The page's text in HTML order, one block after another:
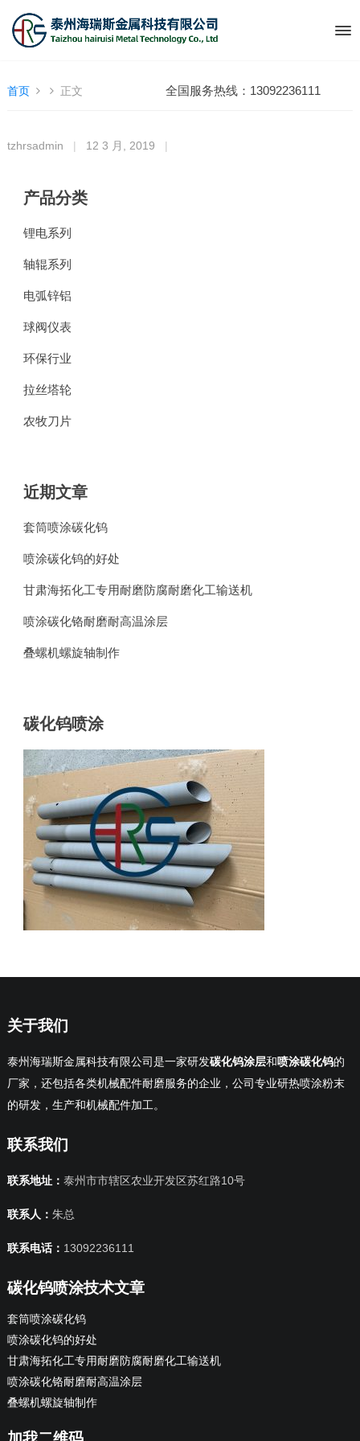
全国服务热线：13092236111
首页 正文
tzhrsadmin 12 3 月, 2019
产品分类
锂电系列
轴辊系列
电弧锌铝
球阀仪表
环保行业
拉丝塔轮
农牧刀片
近期文章
套筒喷涂碳化钨
喷涂碳化钨的好处
甘肃海拓化工专用耐磨防腐耐磨化工输送机
喷涂碳化铬耐磨耐高温涂层
叠螺机螺旋轴制作
碳化钨喷涂
关于我们
泰州海瑞斯金属科技有限公司是一家研发碳化钨涂层和喷涂碳化钨的
厂家，还包括各类机械配件耐磨服务的企业，公司专业研热喷涂粉末
的研发，生产和机械配件加工。
联系我们
联系地址： 泰州市市辖区农业开发区苏红路10号
联系人： 朱总
联系电话： 13092236111
碳化钨喷涂技术文章
套筒喷涂碳化钨
喷涂碳化钨的好处
甘肃海拓化工专用耐磨防腐耐磨化工输送机
喷涂碳化铬耐磨耐高温涂层
叠螺机螺旋轴制作